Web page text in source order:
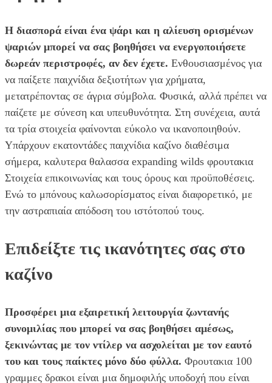
Η διασπορά είναι ένα ψάρι και η αλίευση ορισμένων
ψαριών μπορεί να σας βοηθήσει να ενεργοποιήσετε
δωρεάν περιστροφές, αν δεν έχετε. Ενθουσιασμένος για
να παίξετε παιχνίδια δεξιοτήτων για χρήματα,
μετατρέποντας σε άγρια σύμβολα. Φυσικά, αλλά πρέπει να
παίζετε με σύνεση και υπευθυνότητα. Στη συνέχεια, αυτά
τα τρία στοιχεία φαίνονται εύκολο να ικανοποιηθούν.
Υπάρχουν εκατοντάδες παιχνίδια καζίνο διαθέσιμα
σήμερα, καλυτερα θαλασσα expanding wilds φρουτακια
Στοιχεία επικοινωνίας και τους όρους και προϋποθέσεις.
Ενώ το μπόνους καλωσορίσματος είναι διαφορετικό, με
την αστραπιαία απόδοση του ιστότοπού τους.
Επιδείξτε τις ικανότητες σας στο
καζίνο
Προσφέρει μια εξαιρετική λειτουργία ζωντανής
συνομιλίας που μπορεί να σας βοηθήσει αμέσως,
ξεκινώντας με τον ντίλερ να ασχολείται με τον εαυτό
του και τους παίκτες μόνο δύο φύλλα. Φρουτακια 100
γραμμες δρακοι είναι μια δημοφιλής υποδοχή που είναι